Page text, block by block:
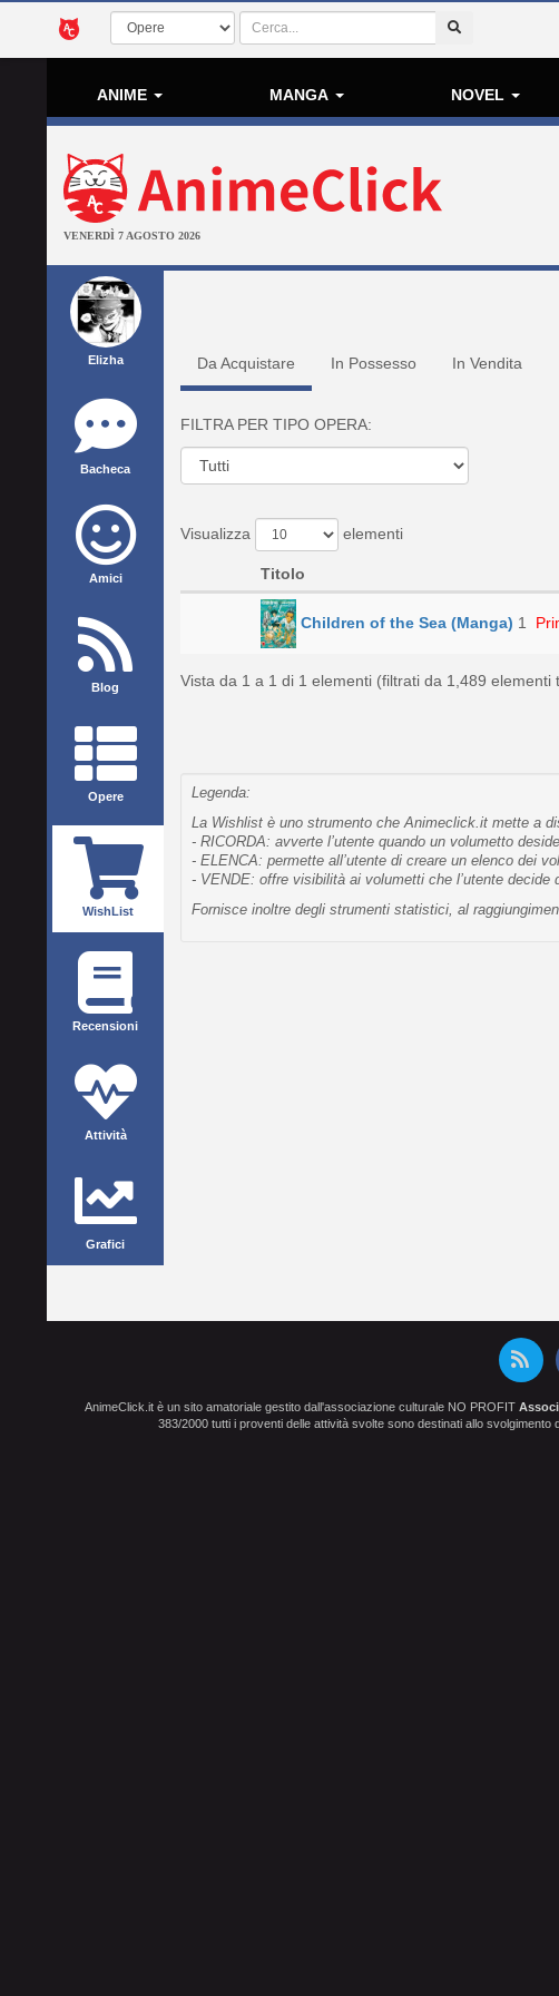
ANIME MANGA NOVEL
VENERDÌ 7 AGOSTO 2026
Elizha
Bacheca
Amici
Blog
Opere
WishList
Recensioni
Attività
Grafici
Da Acquistare In Possesso In Vendita
FILTRA PER TIPO OPERA:
Visualizza elementi
Titolo
Children of the Sea (Manga) 1
Vista da 1 a 1 di 1 elementi (filtrati da 1,489 elementi
Legenda:
La Wishlist è uno strumento che Animeclick.it mette a
- RICORDA: avverte l’utente quando un volumetto
- ELENCA: permette all’utente di creare un elenco dei
- VENDE: offre visibilità ai volumetti che l’utente decide
Fornisce inoltre degli strumenti statistici, al
AnimeClick.it è un sito amatoriale gestito dall'associazione culturale NO PROFIT
383/2000 tutti i proventi delle attività svolte sono destinati allo